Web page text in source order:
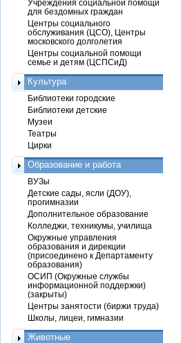
Учреждения социальной помощи
для бездомных граждан
Центры социального
обслуживания (ЦСО), Центры
московского долголетия
Центры социальной помощи
семье и детям (ЦСПСиД)
Культура
Библиотеки городские
Библиотеки детские
Музеи
Театры
Цирки
Образование и работа
ВУЗы
Детские сады, ясли (ДОУ),
прогимназии
Дополнительное образование
Колледжи, техникумы, училища
Окружные управления
образования и дирекции
(присоединено к Департаменту
образования)
ОСИП (Окружные службы
информационной поддержки)
(закрыты)
Центры занятости (биржи труда)
Школы, лицеи, гимназии
Животные